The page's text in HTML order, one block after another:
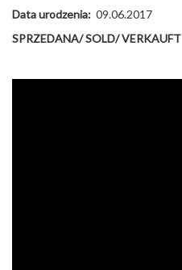
Data urodzenia: 09.06.2017
SPRZEDANA/ SOLD/ VERKAUFT